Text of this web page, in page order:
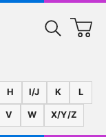
H I/J K L
V W X/Y/Z